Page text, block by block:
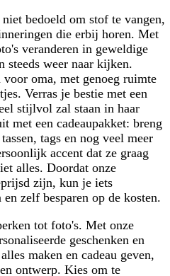
bedoeld om stof te vangen,
die erbij horen. Met
veranderen in geweldige
steeds weer naar kijken.
oma, met genoeg ruimte
Verras je bestie met een
stijlvol zal staan in haar
met een cadeaupakket: breng
tags en nog veel meer
accent dat ze graag
alles. Doordat onze
zijn, kun je iets
zelf besparen op de kosten.
tot foto's. Met onze
geschenken en
maken en cadeau geven,
ontwerp. Kies om te